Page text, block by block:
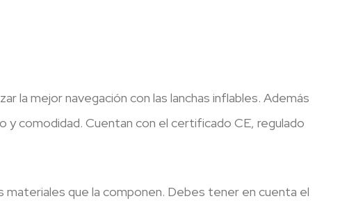
la mejor navegación con las lanchas inflables. Además
comodidad. Cuentan con el certificado CE, regulado
que la componen. Debes tener en cuenta el